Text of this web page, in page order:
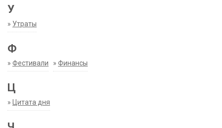
У
» Утраты
Ф
» Фестивали » Финансы
Ц
» Цитата дня